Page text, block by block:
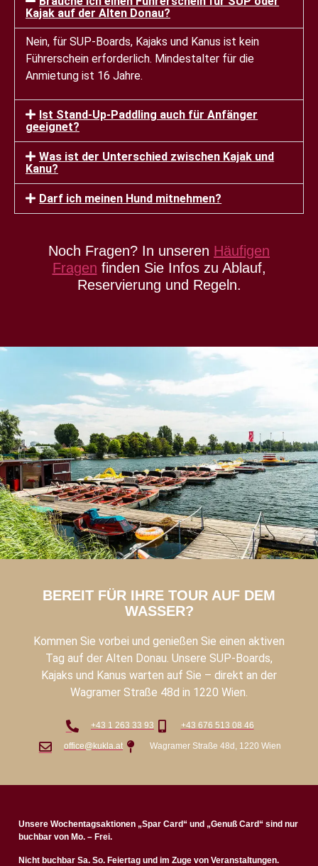
Kajak auf der Alten Donau?
Nein, für SUP-Boards, Kajaks und Kanus ist kein
Führerschein erforderlich. Mindestalter für die
Anmietung ist 16 Jahre.
Ist Stand-Up-Paddling auch für Anfänger
geeignet?
Was ist der Unterschied zwischen Kajak und
Kanu?
Darf ich meinen Hund mitnehmen?
Noch Fragen? In unseren Häufigen
Fragen finden Sie Infos zu Ablauf,
Reservierung und Regeln.
BEREIT FÜR IHRE TOUR AUF DEM
WASSER?
Kommen Sie vorbei und genießen Sie einen aktiven
Tag auf der Alten Donau. Unsere SUP-Boards,
Kajaks und Kanus warten auf Sie – direkt an der
Wagramer Straße 48d in 1220 Wien.
+43 1 263 33 93 +43 676 513 08 46
office@kukla.at Wagramer Straße 48d, 1220 Wien
Unsere Wochentagsaktionen „Spar Card“ und „Genuß Card“ sind nur
buchbar von Mo. – Frei.
Nicht buchbar Sa. So. Feiertag und im Zuge von Veranstaltungen.